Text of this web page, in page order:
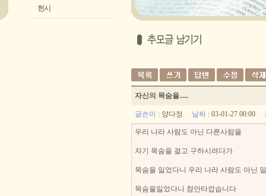
헌시
자신의 목숨을.....
글쓴이 : 양다정 날짜 : 03-01-27 00:00
우리 나라 사람도 아닌 다른사람을
자기 목숨을 걸고 구하시려다가
목숨을 잃었다니 우리 나라 사람도 아닌
목숨을잃었다니 참안타깝습니다